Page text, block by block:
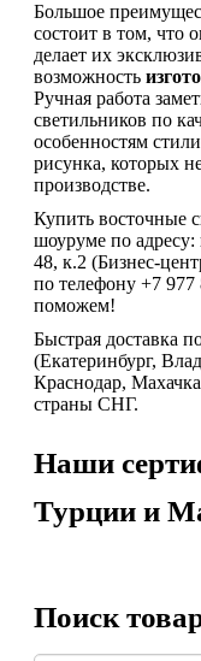
Большое
состоит в том, что
делает их
возможность
Ручная работа
светильников по
особенностям
рисунка, которых
производстве.
Купить восточные
шоуруме по адресу:
48, к.2 (Бизнес-
по телефону +7
поможем!
Быстрая доставка
(Екатеринбург,
Краснодар,
страны СНГ.
Наши
Турции и
Поиск